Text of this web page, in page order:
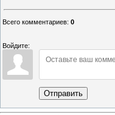
Всего комментариев: 0
Войдите:
Отправить